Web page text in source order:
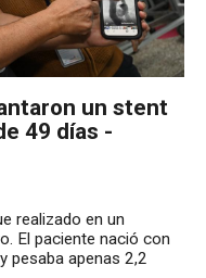
un stent
49 días -
realizado en un
El paciente nació con
pesaba apenas 2,2